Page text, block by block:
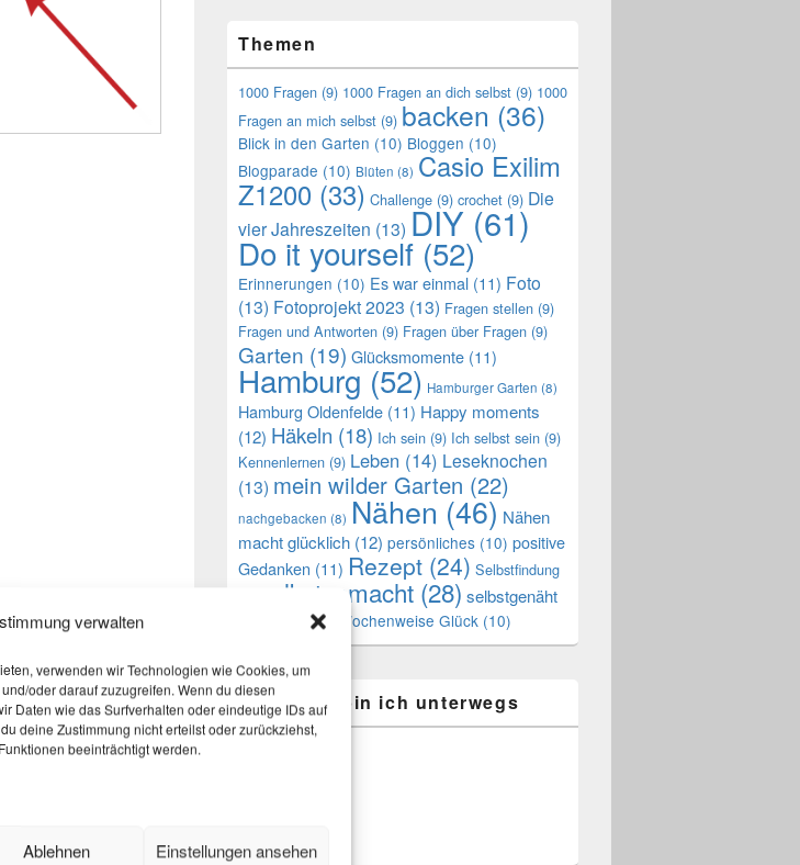
verwalten
verwenden wir Technologien wie Cookies, um
oder darauf zuzugreifen. Wenn du diesen
Daten wie das Surfverhalten oder eindeutige IDs auf
deine Zustimmung nicht erteilst oder zurückziehst,
beeinträchtigt werden.
Ablehnen Einstellungen ansehen
Themen
1000 Fragen (9) 1000 Fragen an dich selbst (9) 1000
Fragen an mich selbst (9) backen (36)
Blick in den Garten (10) Bloggen (10)
Blogparade (10) Blüten (8) Casio Exilim
Z1200 (33) Challenge (9) crochet (9) Die
vier Jahreszeiten (13) DIY(61)
Do it yourself (52)
Erinnerungen (10) Es war einmal (11) Foto
(13) Fotoprojekt 2023 (13) Fragen stellen (9)
Fragen und Antworten (9) Fragen über Fragen (9)
Garten (19) Glücksmomente (11)
Hamburg (52) Hamburger Garten (8)
Hamburg Oldenfelde (11) Happy moments
(12) Häkeln (18) Ich sein (9) Ich selbst sein (9)
Kennenlernen (9) Leben (14) Leseknochen
(13) mein wilder Garten (22)
nachgebacken (8) Nähen (46) Nähen
macht glücklich (12) persönliches (10) positive
Gedanken (11) Rezept (24) Selbstfindung
selbstgemacht (28) selbstgenäht
Walnuss(7) Wochenweise Glück (10)
Auch hier bin ich unterwegs
Threats